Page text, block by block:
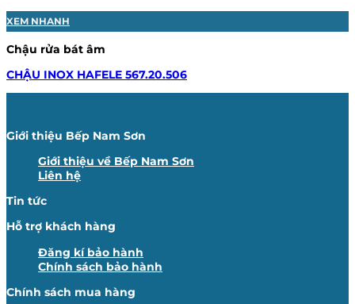
XEM NHANH
Chậu rửa bát âm
CHẬU INOX HAFELE 567.20.506
Giới thiệu Bếp Nam Sơn
Giới thiệu về Bếp Nam Sơn
Liên hệ
Tin tức
Hỗ trợ khách hàng
Đăng kí bảo hành
Chính sách bảo hành
Chính sách mua hàng